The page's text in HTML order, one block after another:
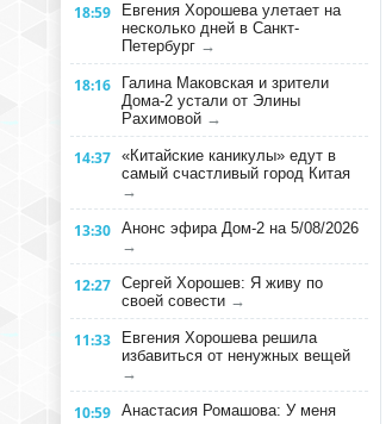
18:59
Евгения Хорошева улетает на
несколько дней в Санкт-
Петербург →
18:16
Галина Маковская и зрители
Дома-2 устали от Элины
Рахимовой →
14:37 «Китайские каникулы» едут в
самый счастливый город Китая
→
13:30 Анонс эфира Дом-2 на 5/08/2026
→
12:27 Сергей Хорошев: Я живу по
своей совести →
11:33
Евгения Хорошева решила
избавиться от ненужных вещей
→
10:59 Анастасия Ромашова: У меня